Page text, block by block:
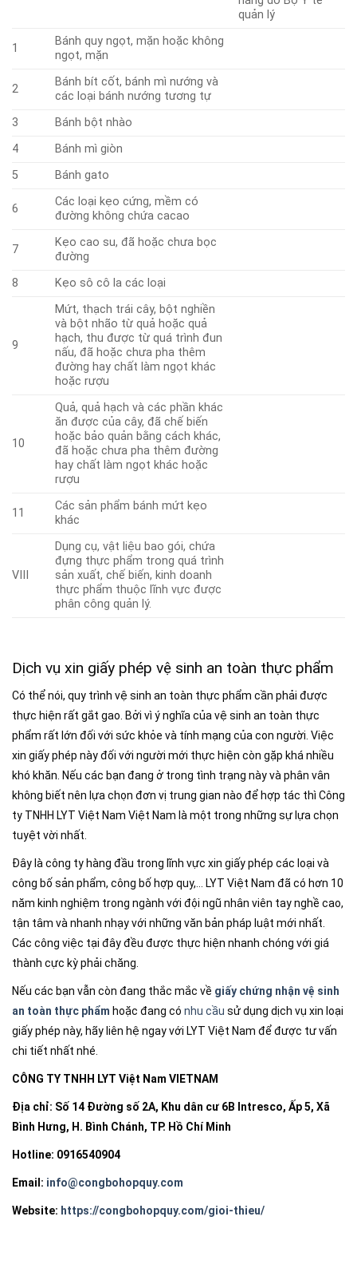
quản lý
1
Bánh quy ngọt, mặn hoặc không
ngọt, mặn
2
Bánh bít cốt, bánh mì nướng và
các loại bánh nướng tương tự
3
Bánh bột nhào
4
Bánh mì giòn
5
Bánh gato
6
Các loại kẹo cứng, mềm có
đường không chứa cacao
7
Kẹo cao su, đã hoặc chưa bọc
đường
8
Kẹo sô cô la các loại
9
Mứt, thạch trái cây, bột nghiền
và bột nhão từ quả hoặc quả
hạch, thu được từ quá trình đun
nấu, đã hoặc chưa pha thêm
đường hay chất làm ngọt khác
hoặc rượu
10
Quả, quả hạch và các phần khác
ăn được của cây, đã chế biến
hoặc bảo quản bằng cách khác,
đã hoặc chưa pha thêm đường
hay chất làm ngọt khác hoặc
rượu
11
Các sản phẩm bánh mứt kẹo
khác
VIII
Dụng cụ, vật liệu bao gói, chứa
đựng thực phẩm trong quá trình
sản xuất, chế biến, kinh doanh
thực phẩm thuộc lĩnh vực được
phân công quản lý.
Dịch vụ xin giấy phép vệ sinh an toàn thực phẩm
Có thể nói, quy trình vệ sinh an toàn thực phẩm cần phải được
thực hiện rất gắt gao. Bởi vì ý nghĩa của vệ sinh an toàn thực
phẩm rất lớn đối với sức khỏe và tính mạng của con người. Việc
xin giấy phép này đối với người mới thực hiện còn gặp khá nhiều
khó khăn. Nếu các bạn đang ở trong tình trạng này và phân vân
không biết nên lựa chọn đơn vị trung gian nào để hợp tác thì Công
ty TNHH LYT Việt Nam Việt Nam là một trong những sự lựa chọn
tuyệt vời nhất.
Đây là công ty hàng đầu trong lĩnh vực xin giấy phép các loại và
công bố sản phẩm, công bố hợp quy,… LYT Việt Nam đã có hơn 10
năm kinh nghiệm trong ngành với đội ngũ nhân viên tay nghề cao,
tận tâm và nhanh nhạy với những văn bản pháp luật mới nhất.
Các công việc tại đây đều được thực hiện nhanh chóng với giá
thành cực kỳ phải chăng.
Nếu các bạn vẫn còn đang thắc mắc về giấy chứng nhận vệ sinh
an toàn thực phẩm hoặc đang có nhu cầu sử dụng dịch vụ xin loại
giấy phép này, hãy liên hệ ngay với LYT Việt Nam để được tư vấn
chi tiết nhất nhé.
CÔNG TY TNHH LYT Việt Nam VIETNAM
Địa chỉ: Số 14 Đường số 2A, Khu dân cư 6B Intresco, Ấp 5, Xã
Bình Hưng, H. Bình Chánh, TP. Hồ Chí Minh
Hotline: 0916540904
Email: info@congbohopquy.com
Website: https://congbohopquy.com/gioi-thieu/